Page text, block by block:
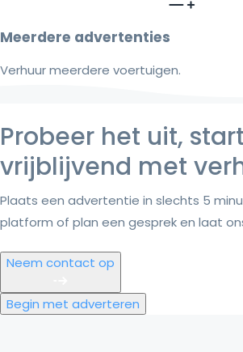
Meerdere advertenties
Verhuur meerdere voertuigen.
Probeer het uit, start
vrijblijvend met
Plaats een advertentie in slechts 5
platform of plan een gesprek en laat
Neem contact op
Begin met adverteren